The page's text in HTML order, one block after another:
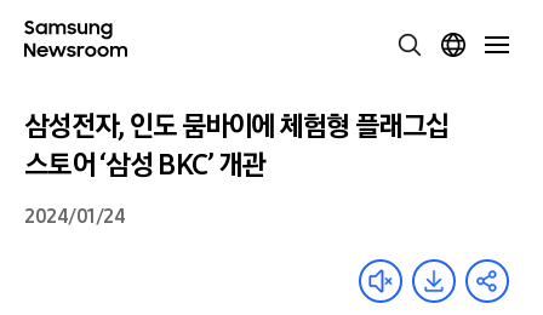
삼성전자, 인도 뭄바이에 체험형 플래그십
스토어 ‘삼성 BKC’ 개관
2024/01/24